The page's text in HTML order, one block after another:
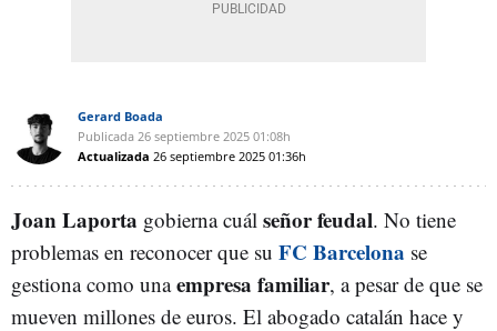
Gerard Boada
Publicada 26 septiembre 2025 01:08h
Actualizada 26 septiembre 2025 01:36h
Joan Laporta gobierna cuál señor feudal. No tiene
problemas en reconocer que su FC Barcelona se
gestiona como unaempresa familiar, a pesar de que se
mueven millones de euros. El abogado catalán hace y